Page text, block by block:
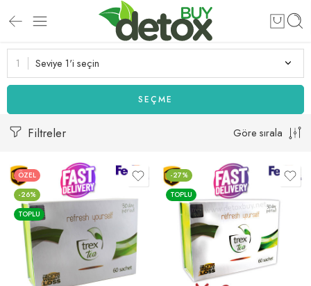
Seviye 1'i seçin
SEÇME
Filtreler Göre sırala
ÖZEL
-26%
TOPLU
-27%
TOPLU